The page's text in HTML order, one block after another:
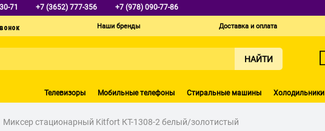
71 +7 (3652) 777-356 +7 (978) 090-77-86
Наши бренды Доставка и оплата
НАЙТИ
Телевизоры Мобильные телефоны Стиральные машины Холодильники
Миксер стационарный Kitfort КТ-1308-2 белый/золотистый